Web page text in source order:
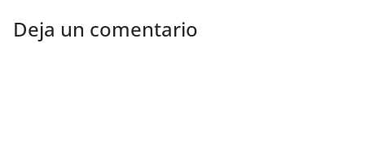
Deja un comentario